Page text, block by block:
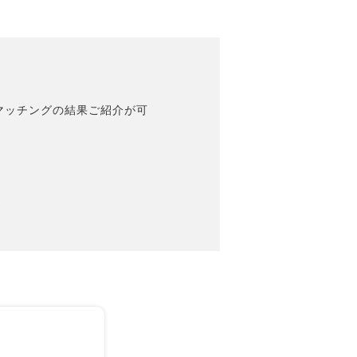
チングの結果ご紹介が可